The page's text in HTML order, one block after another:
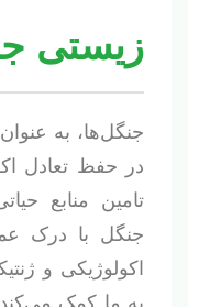
زیستی
جنگل‌ها، به
در حفظ تعادل
تامین منابع
جنگل با درک
اکولوژیکی و
به ما کمک